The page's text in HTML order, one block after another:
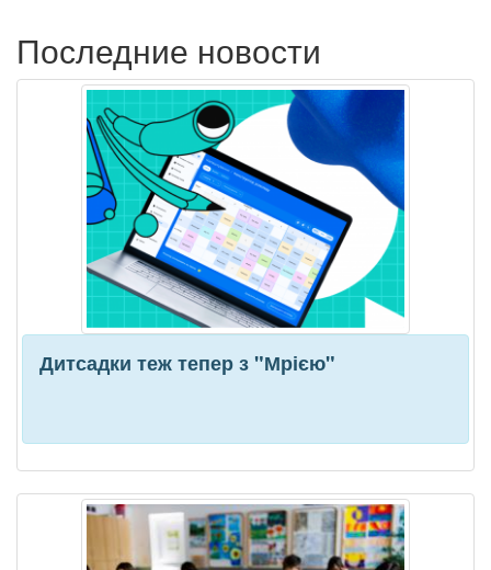
Последние новости
Дитсадки теж тепер з "Мрією"